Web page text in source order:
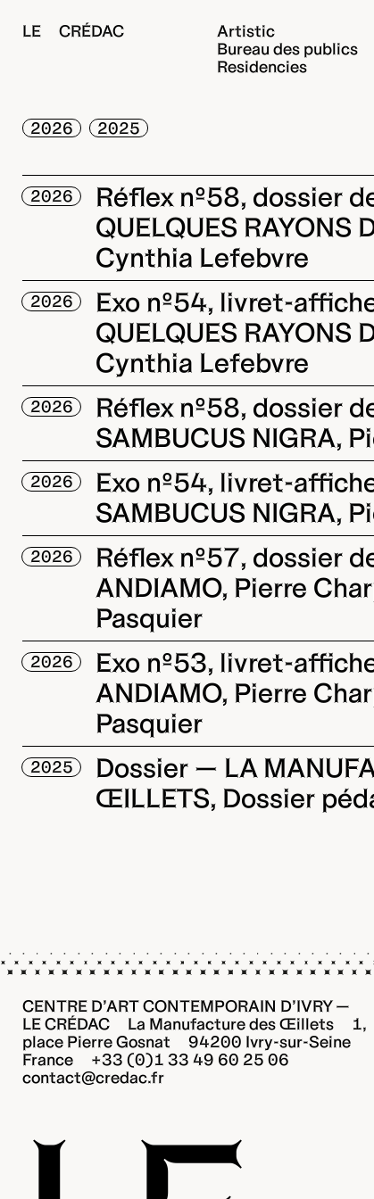
LE CRÉDAC
Artistic
Bureau des publics
Residencies
2026 2025
2026
Réflex nº58, dossier
QUELQUES RAYONS
Cynthia Lefebvre
2026
Exo nº54, livret-
QUELQUES RAYONS
Cynthia Lefebvre
2026
Réflex nº58, dossier
SAMBUCUS NIGRA,
2026
Exo nº54, livret-
SAMBUCUS NIGRA,
2026
Réflex nº57, dossier
ANDIAMO, Pierre
Pasquier
2026
Exo nº53, livret-
ANDIAMO, Pierre
Pasquier
2025
Dossier — LA
ŒILLETS, Dossier
CENTRE D’ART CONTEMPORAIN D’IVRY —
LE CRÉDAC La Manufacture des Œillets 1,
place Pierre Gosnat 94200 Ivry-sur-Seine
France +33 (0)1 33 49 60 25 06
contact@credac.fr